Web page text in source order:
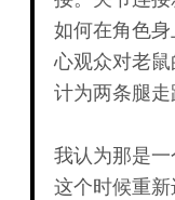
如何在角色
心观众对老
计为两条腿走
我认为那是
这个时候重